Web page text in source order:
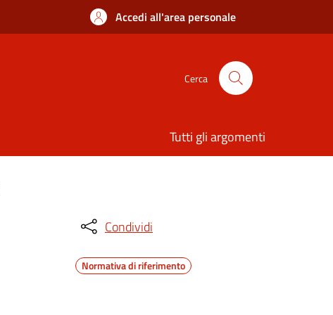
Accedi all'area personale
Cerca
Tutti gli argomenti
Condividi
Normativa di riferimento